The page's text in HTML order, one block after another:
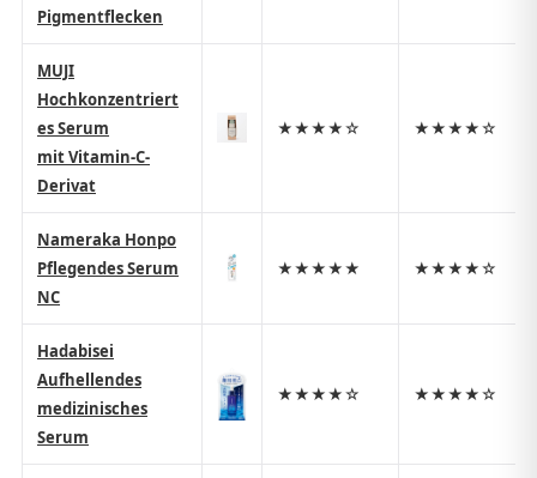
Pigmentflecken
MUJI
Hochkonzentriert
es Serum
mit Vitamin-C-
Derivat
★★★★☆ ★★★★☆
Nameraka Honpo
Pflegendes Serum
NC
★★★★★ ★★★★☆
Hadabisei
Aufhellendes
medizinisches
Serum
★★★★☆ ★★★★☆